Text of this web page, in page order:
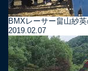
BMXレーサー畠山紗
2019.02.07